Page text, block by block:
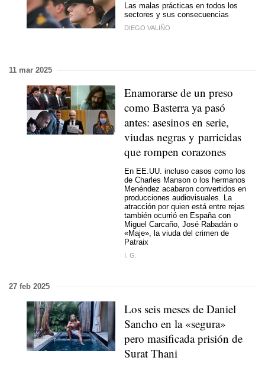
Las malas prácticas en todos los
sectores y sus consecuencias
DIEGO VALIÑO
11 mar 2025
Enamorarse de un preso
como Basterra ya pasó
antes: asesinos en serie,
viudas negras y parricidas
que rompen corazones
En EE.UU. incluso casos como los
de Charles Manson o los hermanos
Menéndez acabaron convertidos en
producciones audiovisuales. La
atracción por quien está entre rejas
también ocurrió en España con
Miguel Carcaño, José Rabadán o
«Maje», la viuda del crimen de
Patraix
I. G.
27 feb 2025
Los seis meses de Daniel
Sancho en la «segura»
pero masificada prisión de
Surat Thani